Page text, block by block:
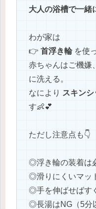
大人の浴槽で一緒
わが家は
👉 首浮き輪を使
赤ちゃんはご機嫌
に洗える。
なにより スキン
す👶💕
ただし注意点も👇
◎浮き輪の装着は
◎滑りにくいマッ
◎手を伸ばせばす
◎長湯はNG（5分